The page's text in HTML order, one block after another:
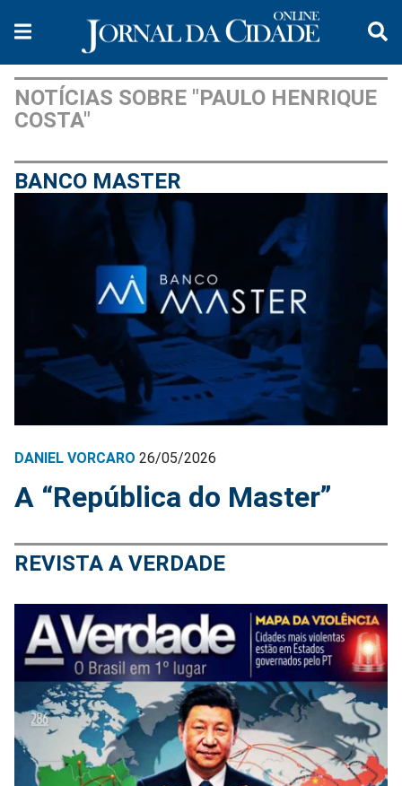
NOTÍCIAS SOBRE "PAULO HENRIQUE
COSTA"
BANCO MASTER
DANIEL VORCARO 26/05/2026
A “República do Master”
REVISTA A VERDADE